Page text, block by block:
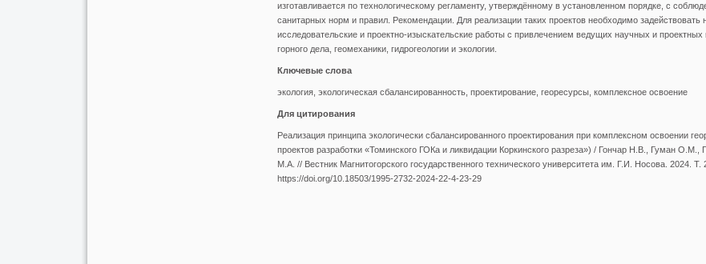
изготавливается по технологическому регламенту, утверждённому в установленном порядке, с
санитарных норм и правил. Рекомендации. Для реализации таких проектов необходимо задействовать
исследовательские и проектно-изыскательские работы с привлечением ведущих научных и проектных
горного дела, геомеханики, гидрогеологии и экологии.
Ключевые слова
экология, экологическая сбалансированность, проектирование, георесурсы, комплексное освоение
Для цитирования
Реализация принципа экологически сбалансированного проектирования при комплексном освоении
проектов разработки «Томинского ГОКа и ликвидации Коркинского разреза») / Гончар Н.В., Гуман
М.А. // Вестник Магнитогорского государственного технического университета им. Г.И. Носова. 2024.
https://doi.org/10.18503/1995-2732-2024-22-4-23-29